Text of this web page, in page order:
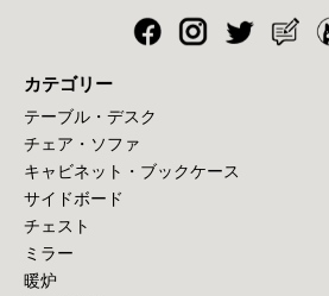
カテゴリー
テーブル・デスク
チェア・ソファ
キャビネット・ブックケース
サイドボード
チェスト
ミラー
暖炉